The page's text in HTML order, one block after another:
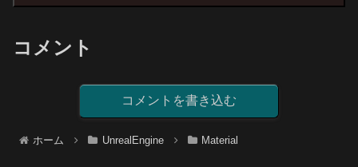
コメント
コメントを書き込む
ホーム UnrealEngine Material